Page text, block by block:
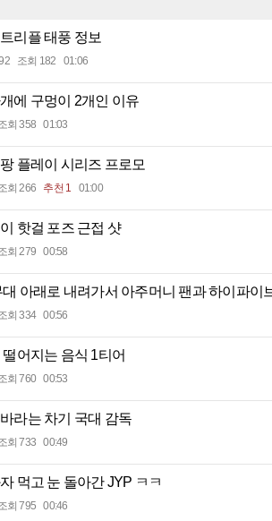
리플 태풍 정보
조회 182 01:06
에 구멍이 2개인 이유
회 358 01:03
플레이 시리즈 프로모
회 266 추천 1 01:00
핫걸 포즈 근접 샷
회 279 00:58
대 아래로 내려가서 아주머니 팬과 하이파이
회 334 00:56
떨어지는 음식 1티어
회 760 00:53
라는 차기 국대 감독
회 733 00:49
먹고 눈 돌아간 JYP ㅋㅋ
회 795 00:46